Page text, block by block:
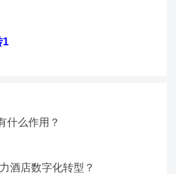
1
什么作用？
酒店数字化转型？